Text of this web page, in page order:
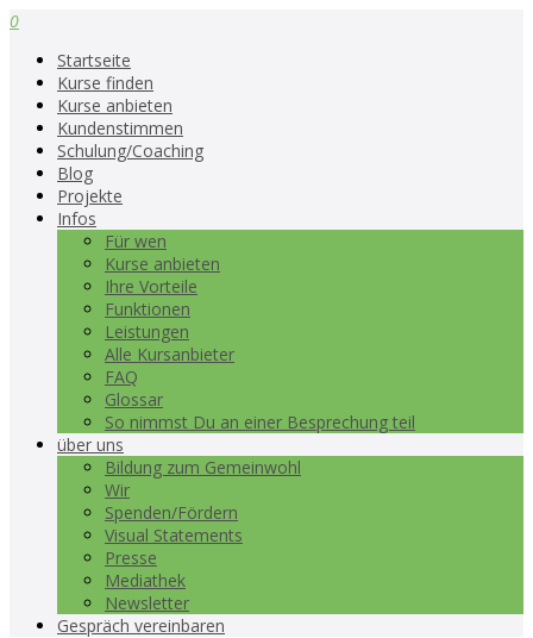
0
Startseite
Kurse finden
Kurse anbieten
Kundenstimmen
Schulung/Coaching
Blog
Projekte
Infos
Für wen
Kurse anbieten
Ihre Vorteile
Funktionen
Leistungen
Alle Kursanbieter
FAQ
Glossar
So nimmst Du an einer Besprechung teil
über uns
Bildung zum Gemeinwohl
Wir
Spenden/Fördern
Visual Statements
Presse
Mediathek
Newsletter
Gespräch vereinbaren